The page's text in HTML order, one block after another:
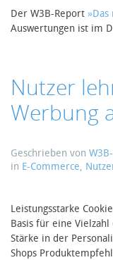
Der W3B-Report
Auswertungen ist im
Nutzer
Werbung
Geschrieben von
in E-Commerce,
Leistungsstarke
Basis für eine
Stärke in der
Shops